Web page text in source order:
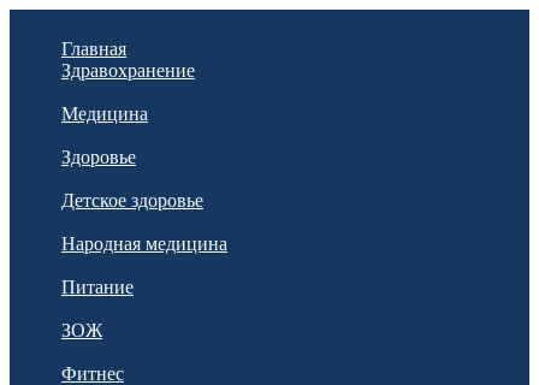
Главная
Здравохранение
Медицина
Здоровье
Детское здоровье
Народная медицина
Питание
ЗОЖ
Фитнес